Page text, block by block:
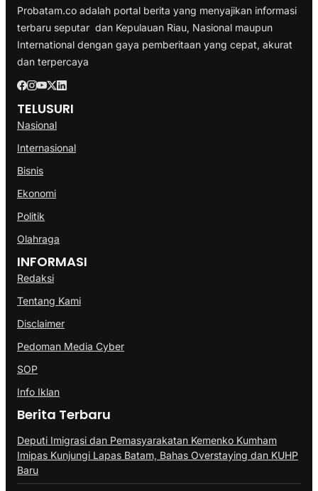
Probatam.co adalah portal berita yang menyajikan informasi
terbaru seputar dan Kepulauan Riau, Nasional maupun
International dengan gaya pemberitaan yang cepat, akurat
dan terpercaya
TELUSURI
Nasional
Internasional
Bisnis
Ekonomi
Politik
Olahraga
INFORMASI
Redaksi
Tentang Kami
Disclaimer
Pedoman Media Cyber
SOP
Info Iklan
Berita Terbaru
Deputi Imigrasi dan Pemasyarakatan Kemenko Kumham
Imipas Kunjungi Lapas Batam, Bahas Overstaying dan KUHP
Baru